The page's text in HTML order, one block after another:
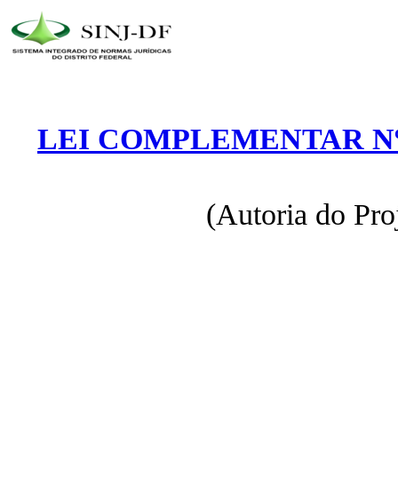
LEI COMPLEMENTAR
(Autoria do